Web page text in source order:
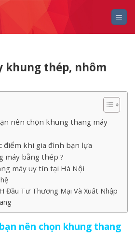
khung thép, nhôm
nên chọn khung thang máy
điểm khi gia đình bạn lựa
máy bằng thép ?
máy uy tín tại Hà Nội
Đầu Tư Thương Mại Và Xuất Nhập
nên chọn khung thang